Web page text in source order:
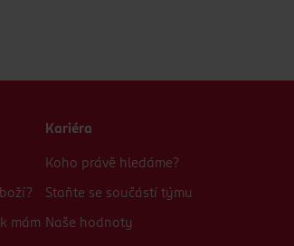
mám
Kariéra
Koho právě hledáme?
Staňte se součástí týmu
Naše hodnoty